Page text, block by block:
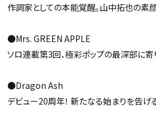
作詞家としての本能覚醒。山中拓也の素
●Mrs. GREEN APPLE
ソロ連載第3回、極彩ポップの最深部に寄
●Dragon Ash
デビュー20周年！ 新たなる始まりを告げ